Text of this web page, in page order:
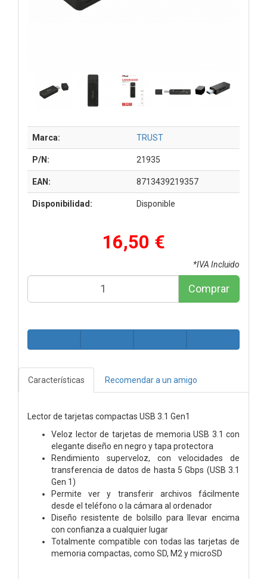
Marca: TRUST
P/N: 21935
EAN: 8713439219357
Disponibilidad: Disponible
16,50 €
*IVA Incluido
Comprar
Características Recomendar a un amigo
Lector de tarjetas compactas USB 3.1 Gen1
Veloz lector de tarjetas de memoria USB 3.1 con
elegante diseño en negro y tapa protectora
Rendimiento superveloz, con velocidades de
transferencia de datos de hasta 5 Gbps (USB 3.1
Gen 1)
Permite ver y transferir archivos fácilmente
desde el teléfono o la cámara al ordenador
Diseño resistente de bolsillo para llevar encima
con confianza a cualquier lugar
Totalmente compatible con todas las tarjetas de
memoria compactas, como SD, M2 y microSD